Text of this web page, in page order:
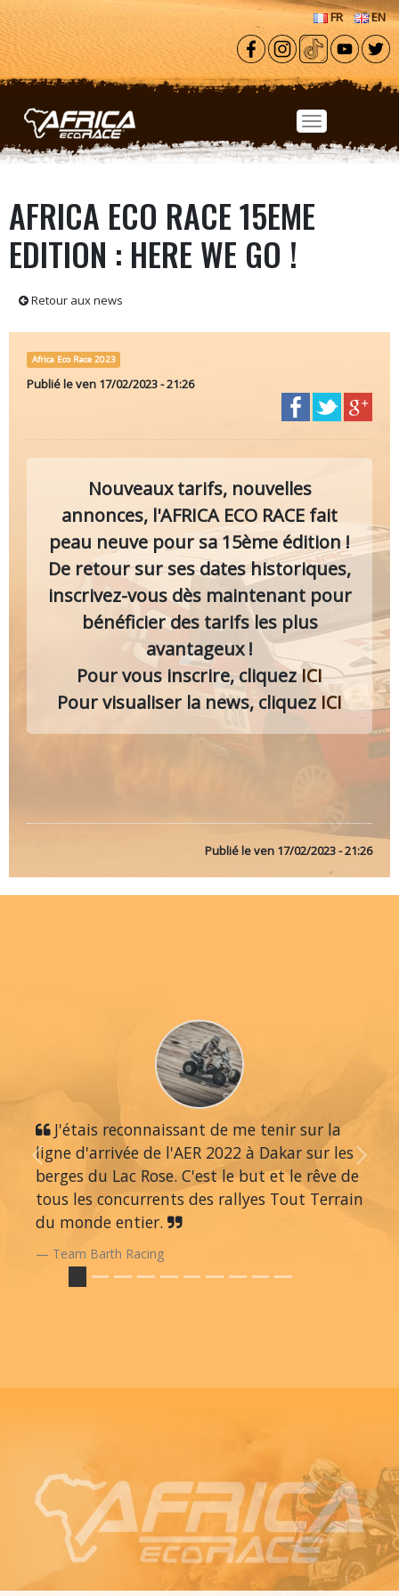
Aller au contenu principal
FR EN
AFRICA ECO RACE 15EME
EDITION : HERE WE GO !
Retour aux news
Africa Eco Race 2023
Publié leven 17/02/2023 - 21:26
Nouveaux tarifs, nouvelles
annonces, l'AFRICA ECO RACE fait
peau neuve pour sa 15ème édition !
De retour sur ses dates historiques,
inscrivez-vous dès maintenant pour
bénéficier des tarifs les plus
avantageux !
Pour vous inscrire, cliquezICI
Pour visualiser la news, cliquez ICI
Publié leven 17/02/2023 - 21:26
J'étais reconnaissant de me tenir sur la
ligne d'arrivée de l'AER 2022 à Dakar sur les
berges du Lac Rose. C'est le but et le rêve de
tous les concurrents des rallyes Tout Terrain
du monde entier.
Team Barth Racing
Previous Next